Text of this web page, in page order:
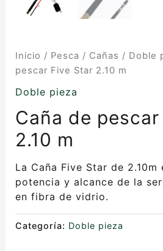
Inicio / Pesca / Cañas / Doble
pescar Five Star 2.10 m
Doble pieza
Caña de
2.10 m
La Caña Five Star de
potencia y alcance de la
en fibra de vidrio.
Categoría: Doble pieza